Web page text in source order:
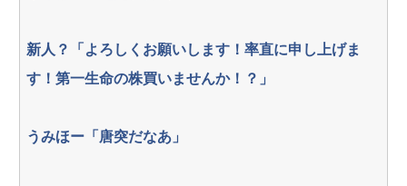
新人？「よろしくお願いします！率直に申し上げま
す！第一生命の株買いませんか！？」
うみほー「唐突だなあ」